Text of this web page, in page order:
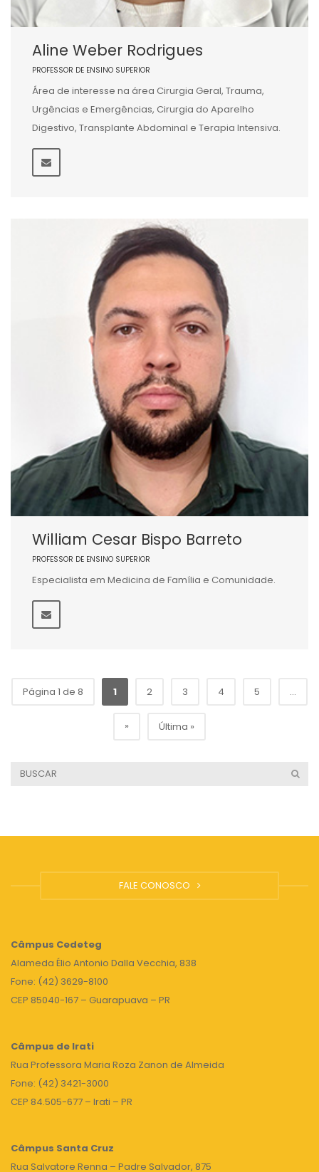
Aline Weber Rodrigues
PROFESSOR DE ENSINO SUPERIOR
Área de interesse na área Cirurgia Geral, Trauma,
Urgências e Emergências, Cirurgia do Aparelho
Digestivo, Transplante Abdominal e Terapia Intensiva.
William Cesar Bispo Barreto
PROFESSOR DE ENSINO SUPERIOR
Especialista em Medicina de Família e Comunidade.
Página 1 de 8 1 2 3 4 5 ...
» Última »
FALE CONOSCO
Câmpus Cedeteg
Alameda Élio Antonio Dalla Vecchia, 838
Fone: (42) 3629-8100
CEP 85040-167 – Guarapuava – PR
Câmpus de Irati
Rua Professora Maria Roza Zanon de Almeida
Fone: (42) 3421-3000
CEP 84.505-677 – Irati – PR
Câmpus Santa Cruz
Rua Salvatore Renna – Padre Salvador, 875